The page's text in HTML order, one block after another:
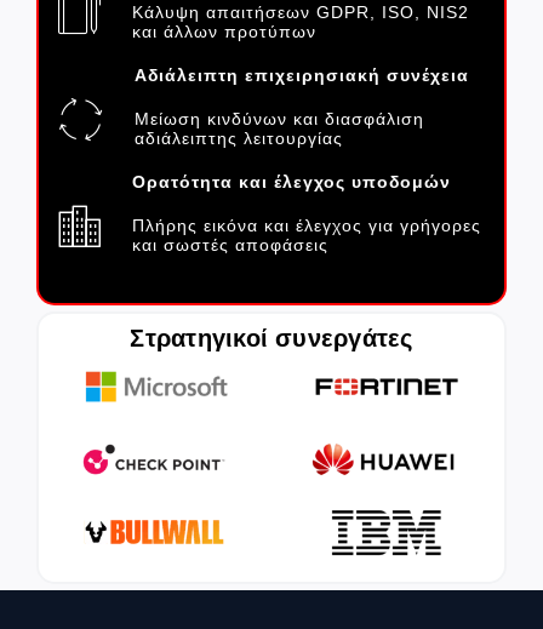
Κάλυψη απαιτήσεων GDPR, ISO, NIS2
και άλλων προτύπων
Αδιάλειπτη επιχειρησιακή συνέχεια
Μείωση κινδύνων και διασφάλιση
αδιάλειπτης λειτουργίας
Ορατότητα και έλεγχος υποδομών
Πλήρης εικόνα και έλεγχος για γρήγορες
και σωστές αποφάσεις
Στρατηγικοί συνεργάτες